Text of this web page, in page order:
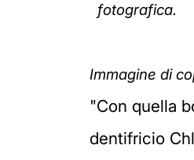
fotografica.
Immagine di
"Con quella
dentifricio